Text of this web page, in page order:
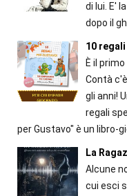
di lui. E'
dopo il
10
È il
Contà
gli anni!
regali
per Gustavo" è un libro-
La
Alcune
cui esci